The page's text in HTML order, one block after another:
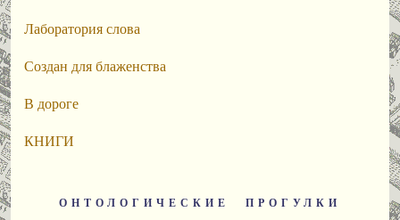
Лаборатория слова
Создан для блаженства
В дороге
КНИГИ
ОНТОЛОГИЧЕСКИЕ ПРОГУЛКИ